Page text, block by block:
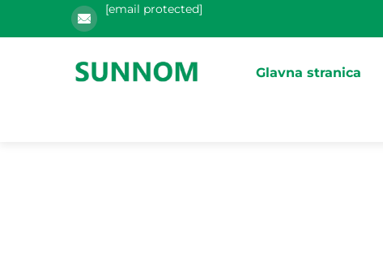
[email protected]
Glavna stranica